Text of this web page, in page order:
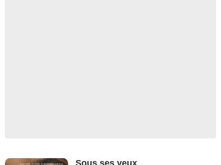
Sous ses yeux